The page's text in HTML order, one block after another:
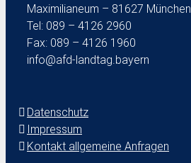
Maximilianeum – 81627 München
Tel: 089 – 4126 2960
Fax: 089 – 4126 1960
info@afd-landtag.bayern
Datenschutz
Impressum
Kontakt allgemeine Anfragen